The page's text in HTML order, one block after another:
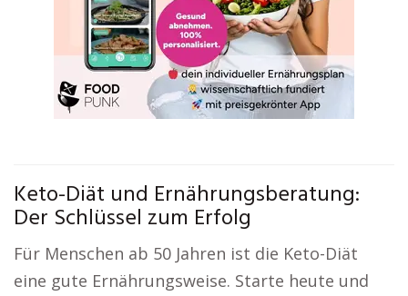
Keto-Diät und Ernährungsberatung:
Der Schlüssel zum Erfolg
Für Menschen ab 50 Jahren ist die Keto-Diät
eine gute Ernährungsweise. Starte heute und